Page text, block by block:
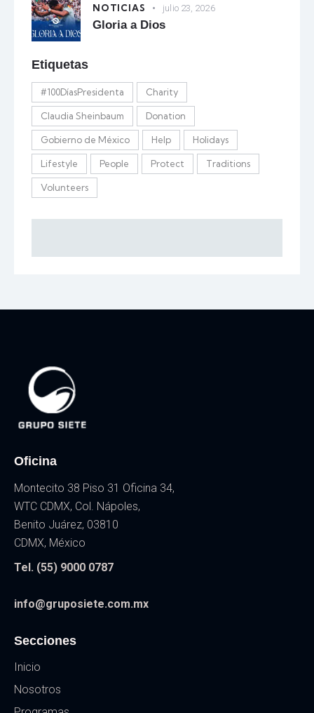
NOTICIAS julio 23, 2026
Gloria a Dios
Etiquetas
#100DíasPresidenta Charity
Claudia Sheinbaum Donation
Gobierno de México Help Holidays
Lifestyle People Protect Traditions
Volunteers
Oficina
Montecito 38 Piso 31 Oficina 34,
WTC CDMX, Col. Nápoles,
Benito Juárez, 03810
CDMX, México
Tel. (55) 9000 0787
info@gruposiete.com.mx
Secciones
Inicio
Nosotros